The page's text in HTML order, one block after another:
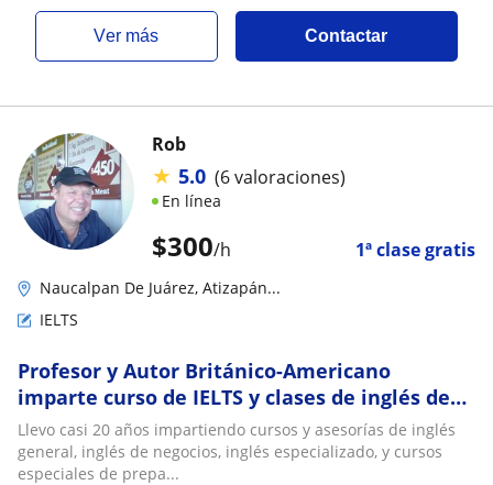
ver más Contactar
$300/h 1ª clase gratis
Rob
★ 5.0 (6 valoraciones)
En línea
Naucalpan De Juárez, Atizapán...
IELTS
Profesor y Autor Británico-Americano
imparte curso de IELTS y clases de inglés de
negocios
Llevo casi 20 años impartiendo cursos y asesorías de inglés
general, inglés de negocios, inglés especializado, y cursos
especiales de prepa...